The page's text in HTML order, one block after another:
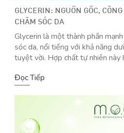
GLYCERIN: NGUỒN GỐC,
CHĂM SÓC DA
Glycerin là một thành phần
sóc da, nổi tiếng với khả năng
tuyệt vời. Hợp chất tự nhiên
một bổ sung thiết yếu cho bất […]
Đọc Tiếp